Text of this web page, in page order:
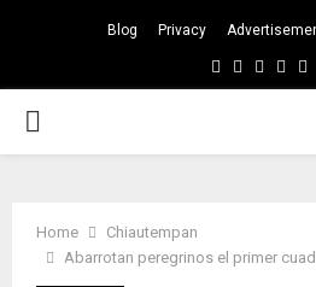
Blog Privacy
Facebook
Twitter
PRIMARY
Home
Chiautempan
Abarrotan peregrinos el primer